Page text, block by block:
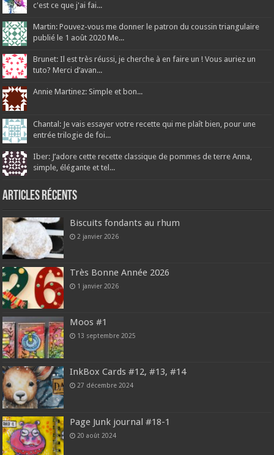
c'est ce que j'ai fai...
Martin: Pouvez-vous me donner le patron du coussin triangulaire
publié le 1 août 2020 Me...
Brunet: Il est très réussi, je cherche à en faire un ! Vous auriez un
tuto? Merci d’avan...
Annie Martinez: Simple et bon...
Chantal: Je vais essayer votre recette qui me plaît bien, pour une
entrée trilogie de foi...
Iber: J’adore cette recette classique de pommes de terre Anna,
simple, élégante et tel...
Articles récents
Biscuits fondants au rhum
2 janvier 2026
Très Bonne Année 2026
1 janvier 2026
Moos #1
13 septembre 2025
InkBox Cards #12, #13, #14
27 décembre 2024
Page Junk journal #18-1
20 août 2024